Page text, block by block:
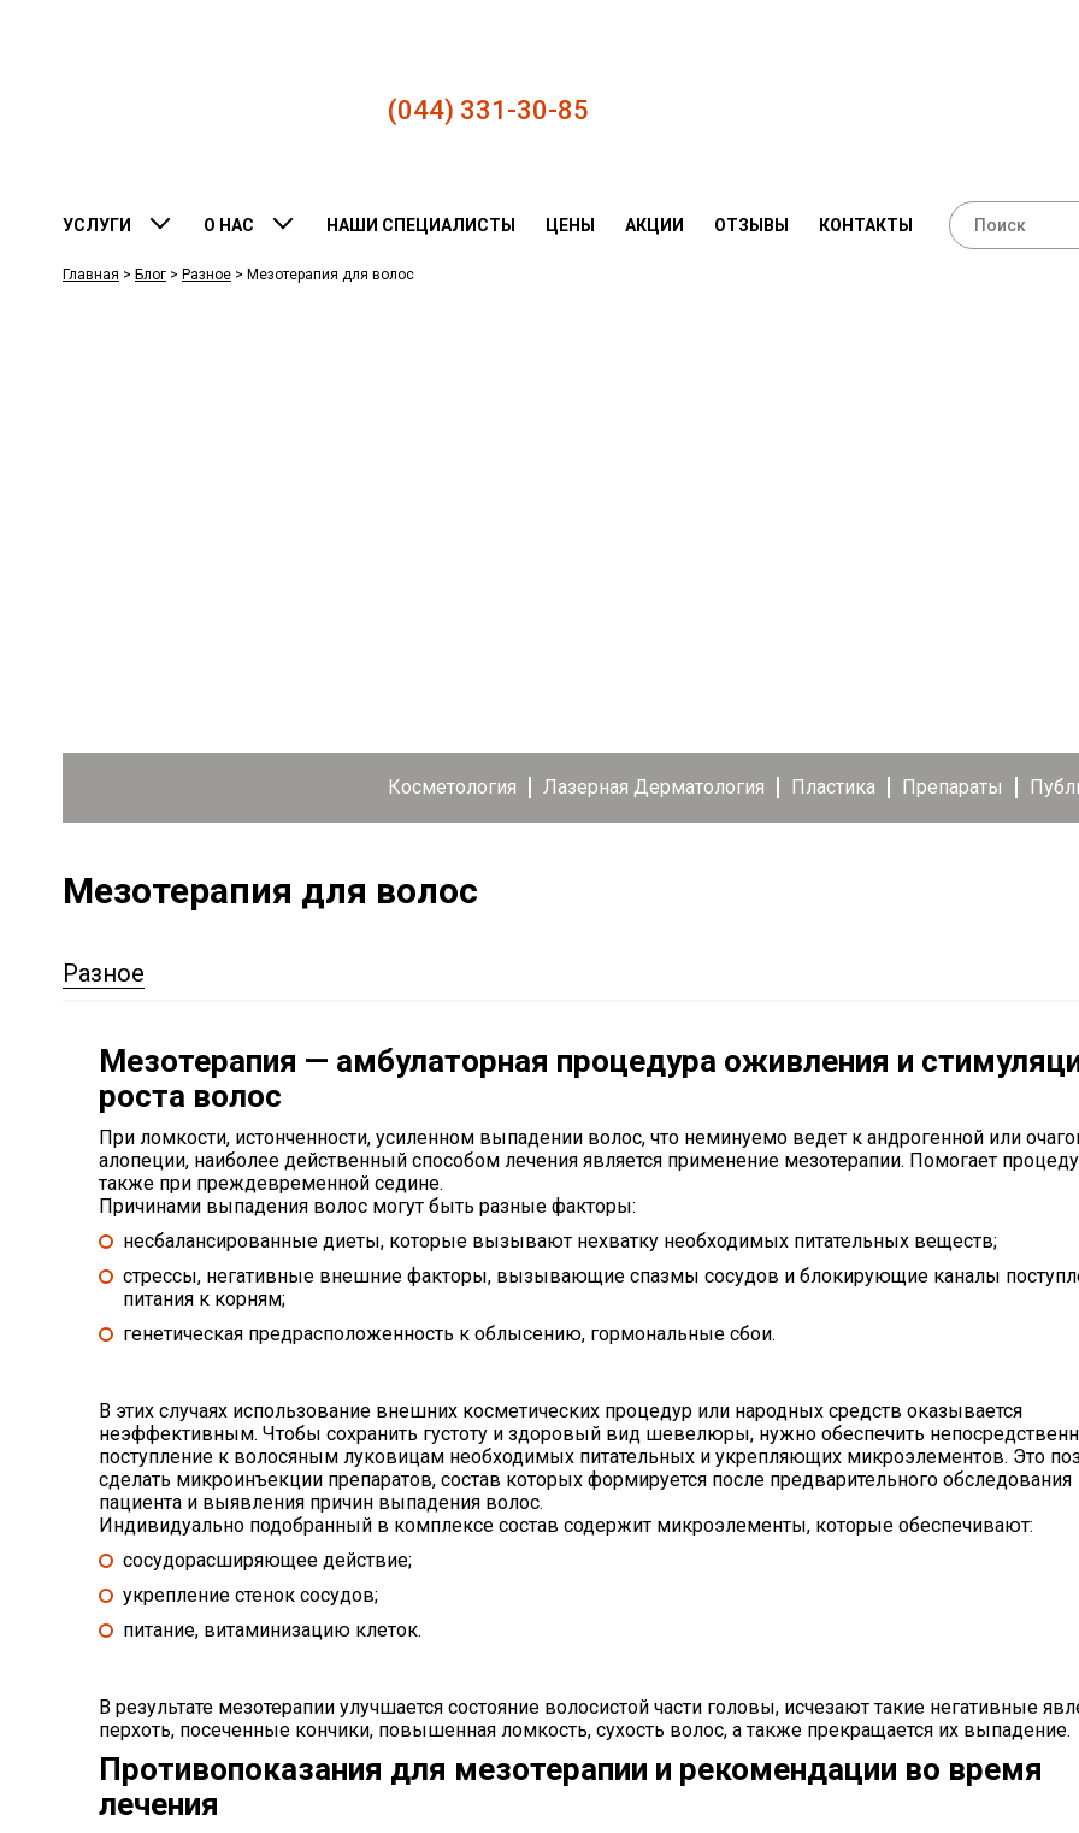
(044) 331-30-85
УСЛУГИ О НАС НАШИ СПЕЦИАЛИСТЫ ЦЕНЫ АКЦИИ ОТЗЫВЫ КОНТАКТЫ
Главная > Блог > Разное > Мезотерапия для волос
Косметология Лазерная Дерматология Пластика Препараты
Мезотерапия для волос
Разное
Мезотерапия — амбулаторная процедура оживления и
роста волос
При ломкости, истонченности, усиленном выпадении волос, что неминуемо ведет к андрогенной или
алопеции, наиболее действенный способом лечения является применение мезотерапии. Помогает
также при преждевременной седине.
Причинами выпадения волос могут быть разные факторы:
несбалансированные диеты, которые вызывают нехватку необходимых питательных веществ;
стрессы, негативные внешние факторы, вызывающие спазмы сосудов и блокирующие каналы
питания к корням;
генетическая предрасположенность к облысению, гормональные сбои.
В этих случаях использование внешних косметических процедур или народных средств оказывается
неэффективным. Чтобы сохранить густоту и здоровый вид шевелюры, нужно обеспечить
поступление к волосяным луковицам необходимых питательных и укрепляющих микроэлементов. Это
сделать микроинъекции препаратов, состав которых формируется после предварительного обследования
пациента и выявления причин выпадения волос.
Индивидуально подобранный в комплексе состав содержит микроэлементы, которые обеспечивают:
сосудорасширяющее действие;
укрепление стенок сосудов;
питание, витаминизацию клеток.
В результате мезотерапии улучшается состояние волосистой части головы, исчезают такие негативные
перхоть, посеченные кончики, повышенная ломкость, сухость волос, а также прекращается их выпадение.
Противопоказания для мезотерапии и рекомендации во время
лечения